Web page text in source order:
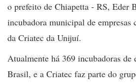
o prefeito de Chiapetta - RS, Eder
incubadora municipal de empresas
da Criatec da Unijuí.
Atualmente há 369 incubadoras de
Brasil, e a Criatec faz parte do